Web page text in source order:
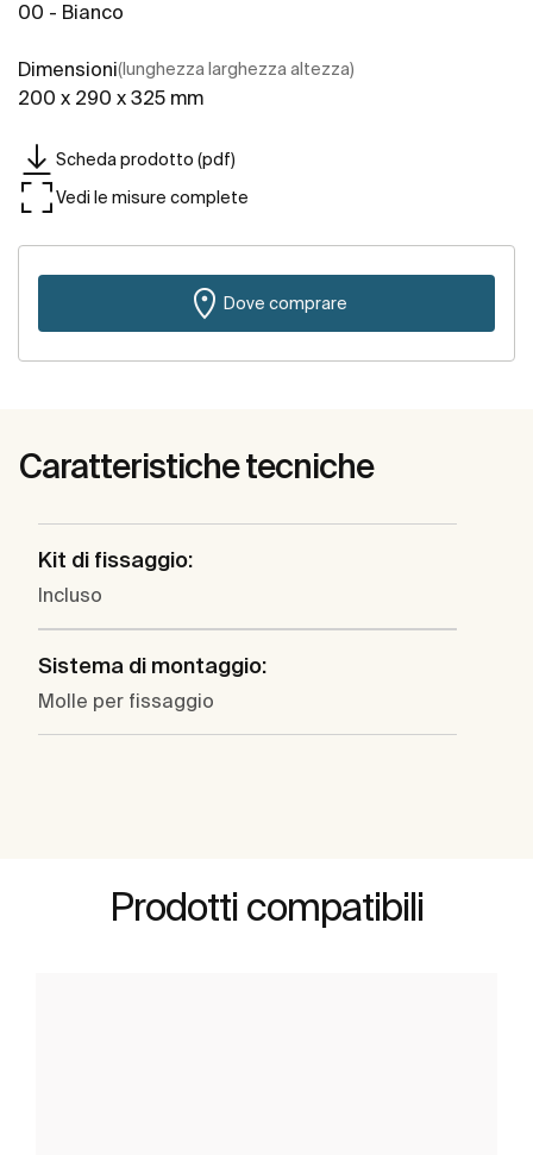
00 - Bianco
Dimensioni(lunghezza larghezza altezza)
200 x 290 x 325 mm
Scheda prodotto (pdf)
Vedi le misure complete
Dove comprare
Caratteristiche tecniche
Kit di fissaggio:
Incluso
Sistema di montaggio:
Molle per fissaggio
Prodotti compatibili